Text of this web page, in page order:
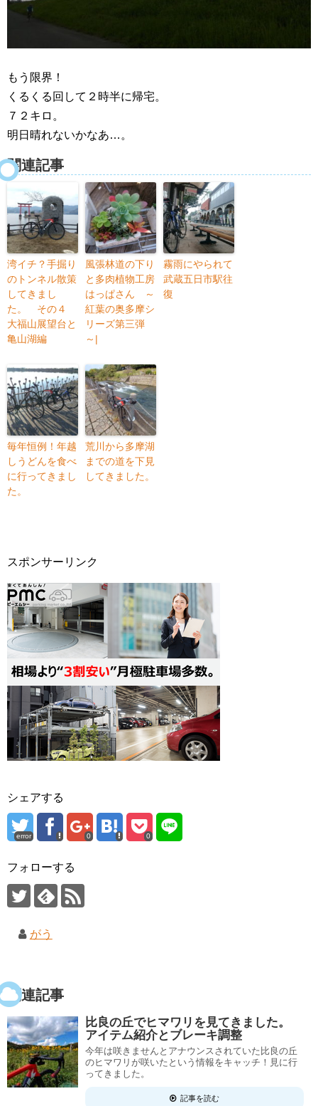
もう限界！
くるくる回して２時半に帰宅。
７２キロ。
明日晴れないかなあ…。
関連記事
湾イチ？手掘り
のトンネル散策
してきまし
た。 その４
大福山展望台と
亀山湖編
風張林道の下り
と多肉植物工房
はっぱさん ～
紅葉の奥多摩シ
リーズ第三弾
～|
霧雨にやられて
武蔵五日市駅往
復
毎年恒例！年越
しうどんを食べ
に行ってきまし
た。
荒川から多摩湖
までの道を下見
してきました。
スポンサーリンク
シェアする
error 0 0
フォローする
がう
関連記事
比良の丘でヒマワリを見てきました。
アイテム紹介とブレーキ調整
今年は咲きませんとアナウンスされていた比良の丘
のヒマワリが咲いたという情報をキャッチ！見に行
ってきました。
記事を読む